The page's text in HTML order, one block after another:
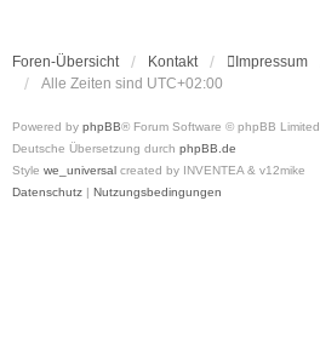
Foren-Übersicht Kontakt Impressum
Alle Zeiten sind UTC+02:00
Powered by phpBB® Forum Software © phpBB Limited
Deutsche Übersetzung durch phpBB.de
Style we_universal created by INVENTEA & v12mike
Datenschutz | Nutzungsbedingungen